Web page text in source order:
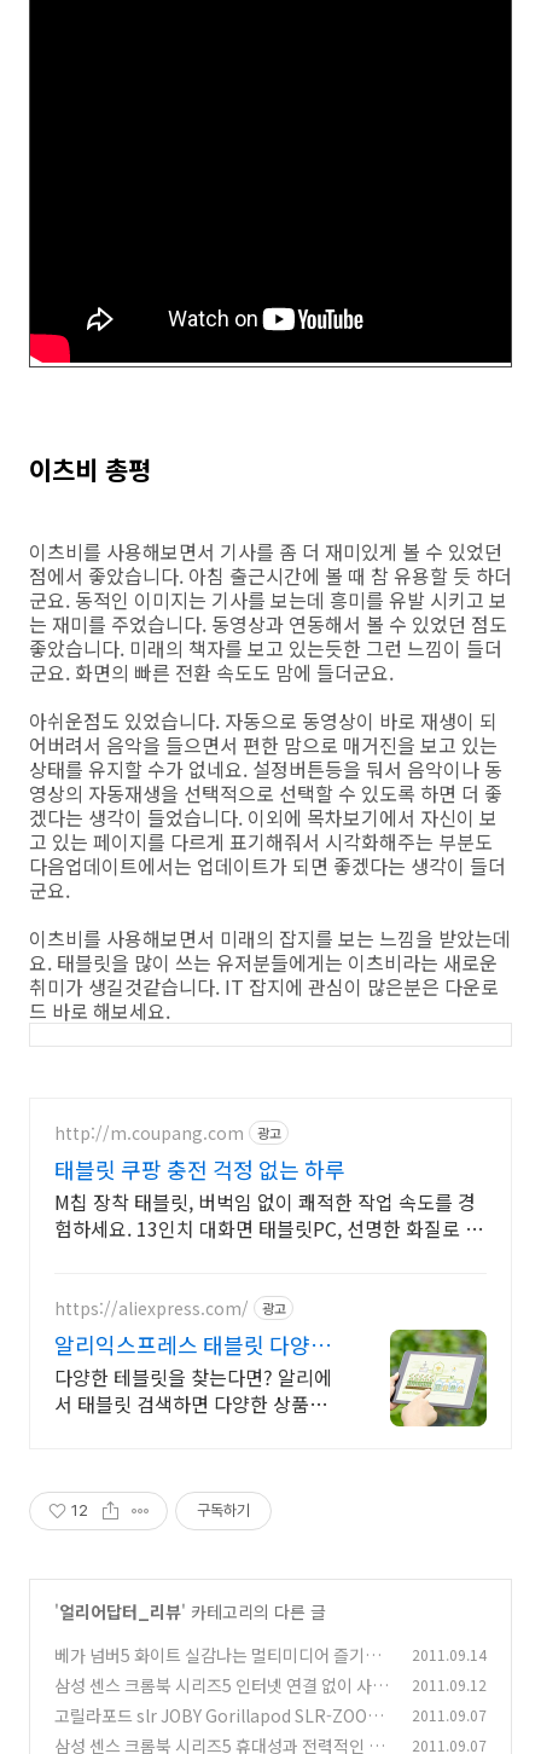
이츠비 총평
이츠비를 사용해보면서 기사를 좀 더 재미있게 볼 수 있었던
점에서 좋았습니다. 아침 출근시간에 볼 때 참 유용할 듯 하더
군요. 동적인 이미지는 기사를 보는데 흥미를 유발 시키고 보
는 재미를 주었습니다. 동영상과 연동해서 볼 수 있었던 점도
좋았습니다. 미래의 책자를 보고 있는듯한 그런 느낌이 들더
군요. 화면의 빠른 전환 속도도 맘에 들더군요.
아쉬운점도 있었습니다. 자동으로 동영상이 바로 재생이 되
어버려서 음악을 들으면서 편한 맘으로 매거진을 보고 있는
상태를 유지할 수가 없네요. 설정버튼등을 둬서 음악이나 동
영상의 자동재생을 선택적으로 선택할 수 있도록 하면 더 좋
겠다는 생각이 들었습니다. 이외에 목차보기에서 자신이 보
고 있는 페이지를 다르게 표기해줘서 시각화해주는 부분도
다음업데이트에서는 업데이트가 되면 좋겠다는 생각이 들더
군요.
이츠비를 사용해보면서 미래의 잡지를 보는 느낌을 받았는데
요. 태블릿을 많이 쓰는 유저분들에게는 이츠비라는 새로운
취미가 생길것같습니다. IT 잡지에 관심이 많은분은 다운로
드 바로 해보세요.
http://m.coupang.com 광고
태블릿 쿠팡 충전 걱정 없는 하루
M칩 장착 태블릿, 버벅임 없이 쾌적한 작업 속도를 경
험하세요. 13인치 대화면 태블릿PC, 선명한 화질로 생
https://aliexpress.com/ 광고
알리익스프레스 태블릿 다양한
테블릿은 알리에서
다양한 테블릿을 찾는다면? 알리에
서 태블릿 검색하면 다양한 상품이
12 구독하기
'얼리어답터_리뷰' 카테고리의 다른 글
베가 넘버5 화이트 실감나는 멀티미디어 즐기기
(16)
2011.09.14
삼성 센스 크롬북 시리즈5 인터넷 연결 없이 사용
하기
(11)
2011.09.12
고릴라포드 slr JOBY Gorillapod SLR-ZOOM
+ Ballhead 미니삼각대 추천
(28)
2011.09.07
삼성 센스 크롬북 시리즈5 휴대성과 전력적인 측
2011.09.07